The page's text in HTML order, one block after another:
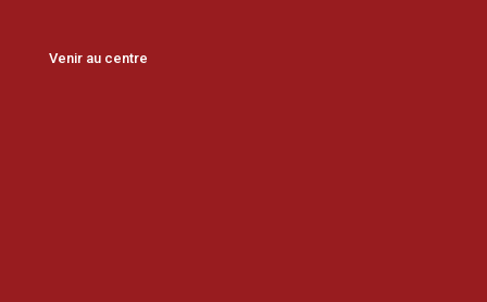
Venir au centre